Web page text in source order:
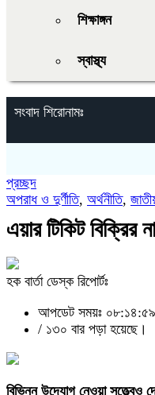
শিক্ষাঙ্গন
স্বাস্থ্য
সংবাদ শিরোনামঃ
প্রচ্ছদ
অপরাধ ও দুর্ণীতি, অর্থনীতি,
এয়ার টিকিট
হক বার্তা ডেস্ক রিপোর্টঃ
আপডেট সময়ঃ ০৮:১৪:৫৯
/ ১৩০ বার পড়া হয়েছে।
‎বিভিন্ন উদ্যোগ নেওয়া সত্ত্বেও